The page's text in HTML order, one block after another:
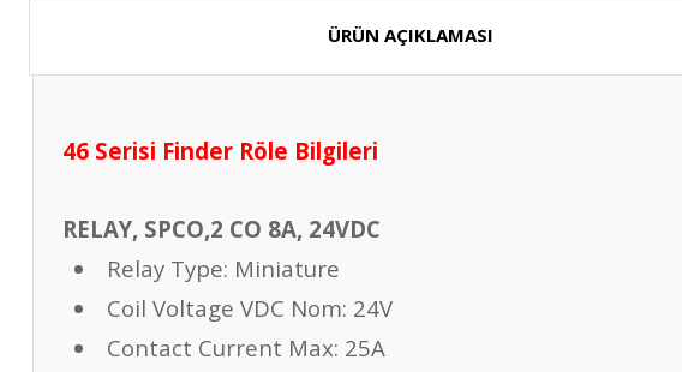
ÜRÜN AÇIKLAMASI
46 Serisi Finder Röle Bilgileri
RELAY, SPCO,2 CO 8A, 24VDC
Relay Type: Miniature
Coil Voltage VDC Nom: 24V
Contact Current Max: 25A